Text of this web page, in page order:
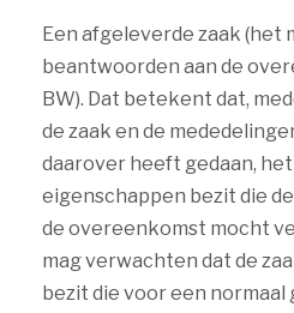
Een afgeleverde zaak (het
beantwoorden aan de
BW). Dat betekent dat,
de zaak en de
daarover heeft gedaan,
eigenschappen bezit die
de overeenkomst mocht
mag verwachten dat de
bezit die voor een